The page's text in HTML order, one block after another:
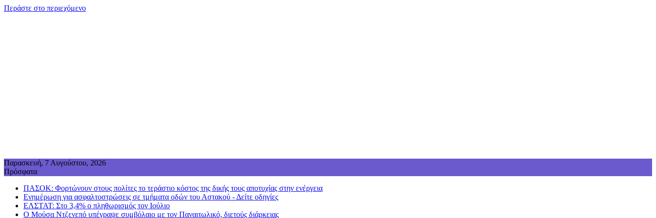
Περάστε στο περιεχόμενο
Παρασκευή, 7 Αυγούστου, 2026
Πρόσφατα
ΠΑΣΟΚ: Φορτώνουν στους πολίτες το τεράστιο κόστος της δικής τους αποτυχίας στην ενέργεια
Ενημέρωση για ασφαλτοστρώσεις σε τμήματα οδών του Αστακού - Δείτε οδηγίες
ΕΛΣΤΑΤ: Στο 3,4% ο πληθωρισμός τον Ιούλιο
Ο Μούσα Ντζενεπό υπέγραψε συμβόλαιο με τον Παναιτωλικό, διετούς διάρκειας